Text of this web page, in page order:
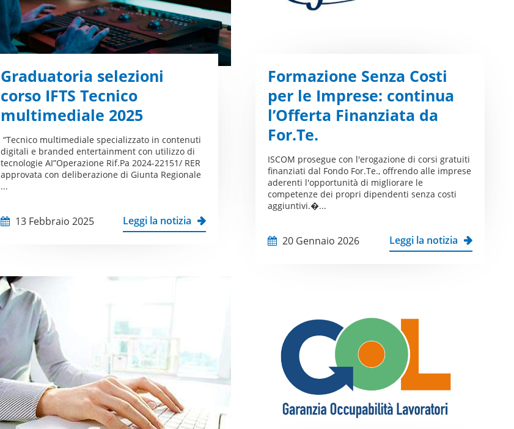
Graduatoria selezioni
corso IFTS Tecnico
multimediale 2025
“Tecnico multimediale specializzato in contenuti
digitali e branded entertainment con utilizzo di
tecnologie AI”Operazione Rif.Pa 2024-22151/ RER
approvata con deliberazione di Giunta Regionale
...
13 Febbraio 2025 Leggi la notizia
Formazione Senza Costi
per le Imprese: continua
l’Offerta Finanziata da
For.Te.
ISCOM prosegue con l'erogazione di corsi gratuiti
finanziati dal Fondo For.Te., offrendo alle imprese
aderenti l'opportunità di migliorare le
competenze dei propri dipendenti senza costi
aggiuntivi.�...
20 Gennaio 2026 Leggi la notizia